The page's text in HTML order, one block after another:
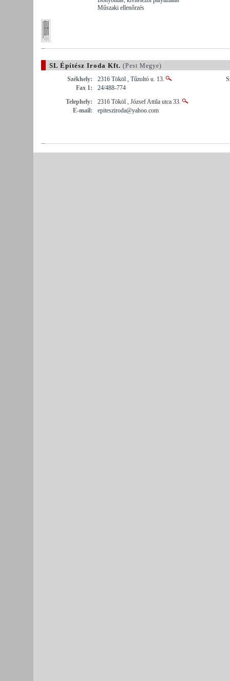
Műszaki ellenőrzés
SL Építész Iroda Kft. (Pest Megye)
Székhely:
2316 Tököl , Tűzoltó u. 13.
Fax 1:
24/488-774
Telephely:
2316 Tököl , József Attila utca 33.
E-mail:
epitesziroda@yahoo.com